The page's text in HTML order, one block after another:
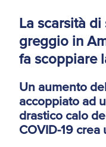
licenza
gli ITIN
La scarsità
greggio in
fa scoppiare
Un aumento
accoppiato ad
drastico calo
COVID-19